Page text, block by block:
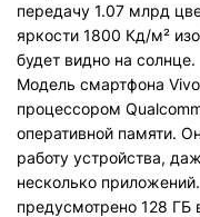
передачу 1.07 млрд
яркости 1800 Кд/м²
будет видно на солнце.
Модель смартфона
процессором
оперативной памяти.
работу устройства,
несколько
предусмотрено 128 ГБ